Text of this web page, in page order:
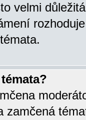
velmi
zamčená